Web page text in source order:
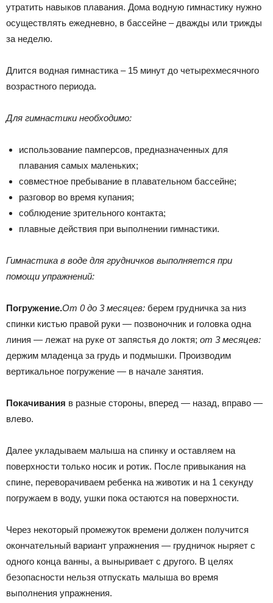
утратить навыков плавания. Дома водную гимнастику нужно
осуществлять ежедневно, в бассейне – дважды или трижды
за неделю.
Длится водная гимнастика – 15 минут до четырехмесячного
возрастного периода.
Для гимнастики необходимо:
использование памперсов, предназначенных для
плавания самых маленьких;
совместное пребывание в плавательном бассейне;
разговор во время купания;
соблюдение зрительного контакта;
плавные действия при выполнении гимнастики.
Гимнастика в воде для грудничков выполняется при
помощи упражнений:
Погружение.От 0 до 3 месяцев: берем грудничка за низ
спинки кистью правой руки — позвоночник и головка одна
линия — лежат на руке от запястья до локтя; от 3 месяцев:
держим младенца за грудь и подмышки. Производим
вертикальное погружение — в начале занятия.
Покачивания в разные стороны, вперед — назад, вправо —
влево.
Далее укладываем малыша на спинку и оставляем на
поверхности только носик и ротик. После привыкания на
спине, переворачиваем ребенка на животик и на 1 секунду
погружаем в воду, ушки пока остаются на поверхности.
Через некоторый промежуток времени должен получится
окончательный вариант упражнения — грудничок ныряет с
одного конца ванны, а выныривает с другого. В целях
безопасности нельзя отпускать малыша во время
выполнения упражнения.